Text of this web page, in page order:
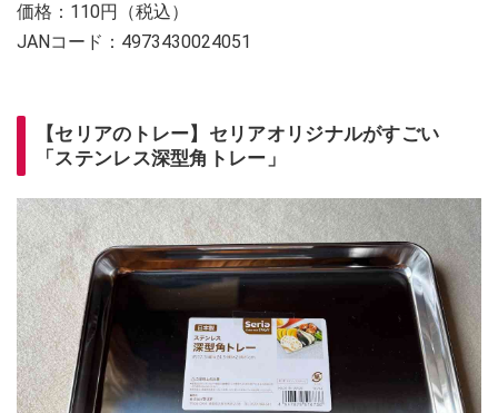
価格：110円（税込）
JANコード：4973430024051
【セリアのトレー】セリアオリジナルがすごい
「ステンレス深型角トレー」